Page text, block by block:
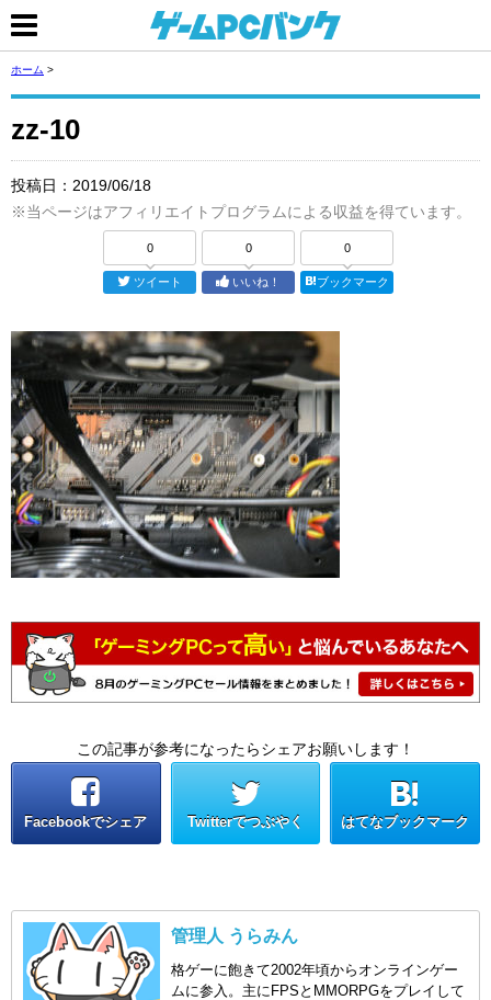
ホーム >
zz-10
投稿日： 2019/06/18
※当ページはアフィリエイトプログラムによる収益を得ています。
0
ツイート
0
いいね！
0
ブックマーク
この記事が参考になったらシェアお願いします！
Facebookでシェア Twitterでつぶやく はてなブックマーク
管理人 うらみん
格ゲーに飽きて2002年頃からオンラインゲー
ムに参入。主にFPSとMMORPGをプレイして